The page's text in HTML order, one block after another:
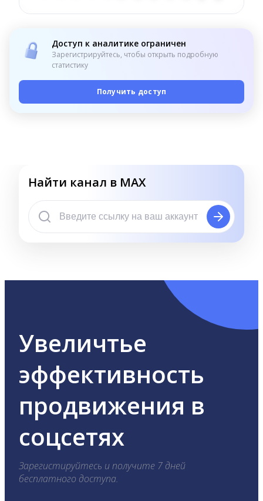
Доступ к аналитике ограничен
Зарегистрируйтесь, чтобы открыть подробную
статистику
Получить доступ
Найти канал в MAX
Увеличтье
эффективность
продвижения в
соцсетях
Зарегистируйтесь и получите 7 дней
бесплатного доступа.